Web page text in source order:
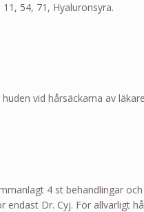
54, 71, Hyaluronsyra.
vid hårsäckarna av
4 st behandlingar
endast Dr. Cyj. För allvarligt